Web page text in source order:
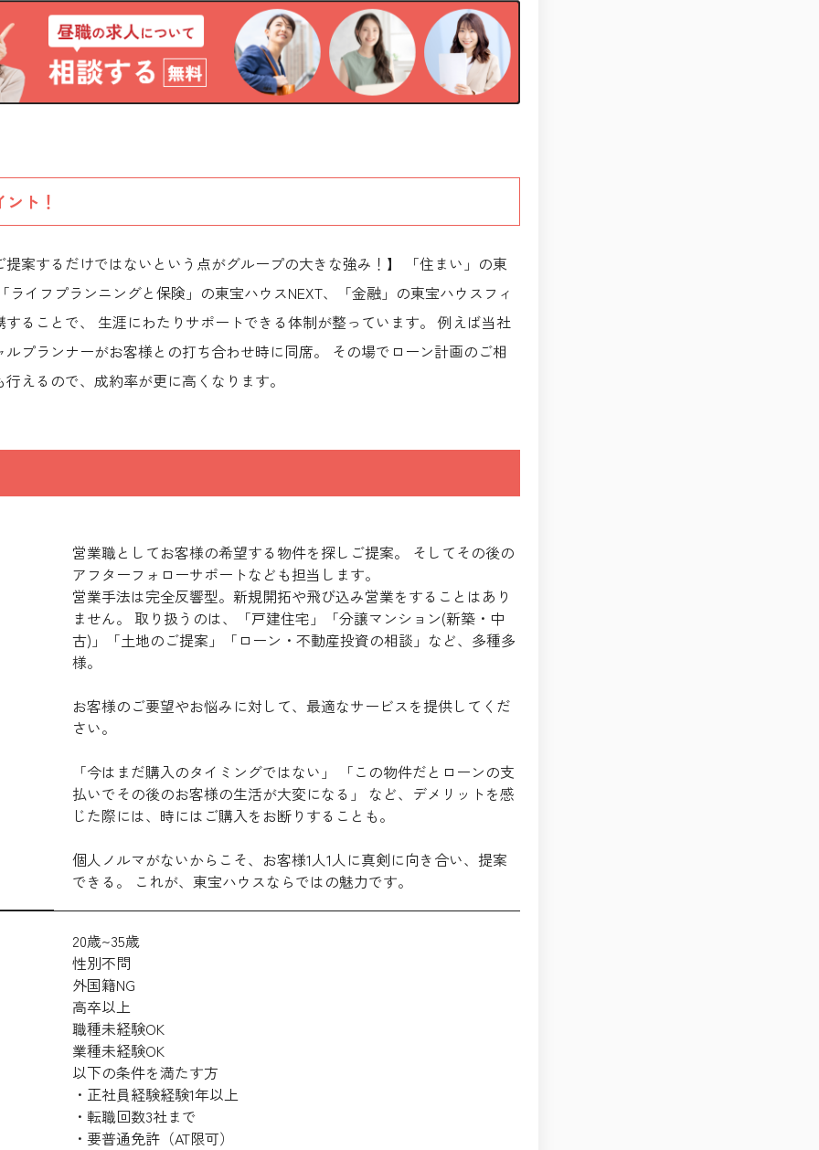
ト！
案するだけではないという点がグループの大きな強み！】 「住まい」の東
ライフプランニングと保険」の東宝ハウスNEXT、「金融」の東宝ハウスフィ
ることで、 生涯にわたりサポートできる体制が整っています。 例えば当社
プランナーがお客様との打ち合わせ時に同席。 その場でローン計画のご相
えるので、成約率が更に高くなります。
営業職としてお客様の希望する物件を探しご提案。 そしてその後の
アフターフォローサポートなども担当します。
営業手法は完全反響型。新規開拓や飛び込み営業をすることはあり
ません。 取り扱うのは、「戸建住宅」「分譲マンション(新築・中
古)」「土地のご提案」「ローン・不動産投資の相談」など、多種多
様。
お客様のご要望やお悩みに対して、最適なサービスを提供してくだ
さい。
「今はまだ購入のタイミングではない」 「この物件だとローンの支
払いでその後のお客様の生活が大変になる」 など、デメリットを感
じた際には、時にはご購入をお断りすることも。
個人ノルマがないからこそ、お客様1人1人に真剣に向き合い、提案
できる。 これが、東宝ハウスならではの魅力です。
20歳~35歳
性別不問
外国籍NG
高卒以上
職種未経験OK
業種未経験OK
以下の条件を満たす方
・正社員経験経験1年以上
・転職回数3社まで
・要普通免許（AT限可）